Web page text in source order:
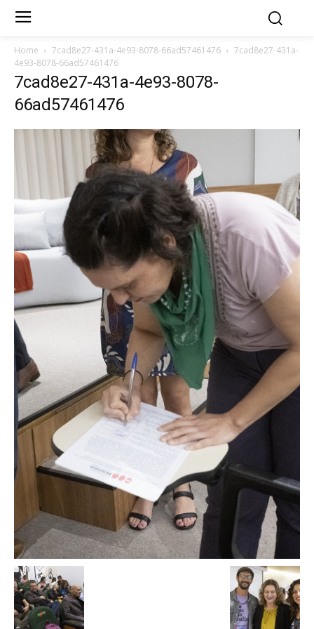
Home 7cad8e27-431a-4e93-8078-66ad57461476
7cad8e27-431a-
4e93-8078-66ad57461476
7cad8e27-431a-4e93-8078-
66ad57461476